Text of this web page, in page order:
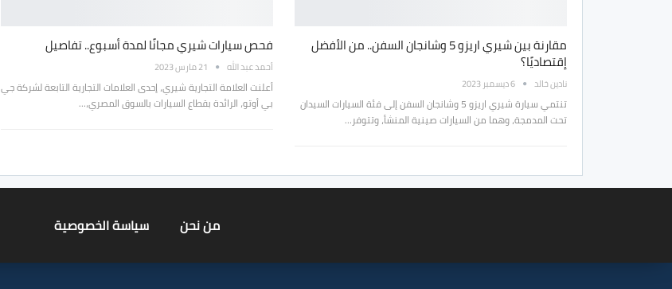
مقارنة بين شيري اريزو 5 وشانجان السفن.. من الأفضل
إقتصاديًا؟
نادين خالد 6 ديسمبر 2023
تنتمي سيارة شيري اريزو 5 وشانجان السفن إلى فئة السيارات السيدان
تحت المدمجة، وهما من السيارات صينية المنشأ، وتتوفر…
فحص سيارات شيري مجانًا لمدة أسبوع.. تفاصيل
أحمد عبد الله 21 مارس 2023
أعلنت العلامة التجارية شيري، إحدى العلامات التجارية التابعة لشركة جي
بي أوتو، الرائدة بقطاع السيارات بالسوق المصري،…
من نحن سياسة الخصوصية